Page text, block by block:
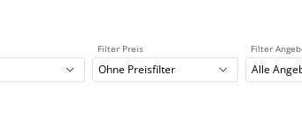
Filter Preis
Ohne Preisfilter
Filter
Alle